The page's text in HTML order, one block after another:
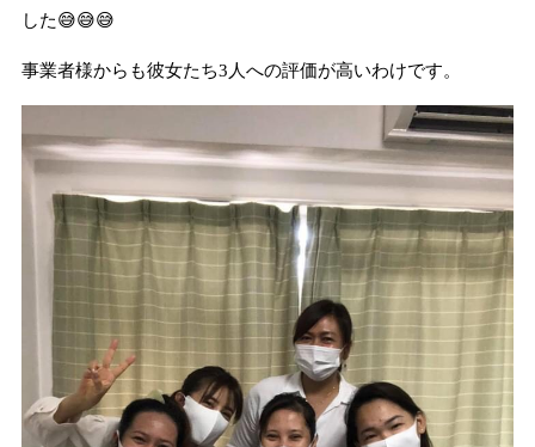
した😅😅😅
事業者様からも彼女たち3人への評価が高いわけです。